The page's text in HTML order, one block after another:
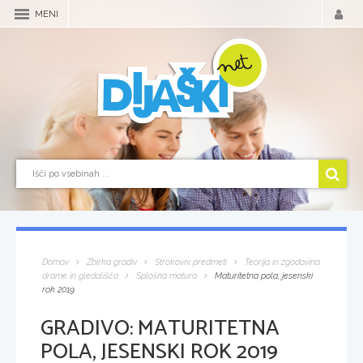
MENI
Domov Zbirka gradiv Strokovni predmeti
Teorija in zgodovina
drame in gledališča
Splošna matura
Maturitetna pola, jesenski
rok 2019
GRADIVO:MATURITETNA
POLA, JESENSKI ROK 2019